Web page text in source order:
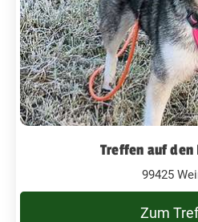
Treffen auf
99425
Zum